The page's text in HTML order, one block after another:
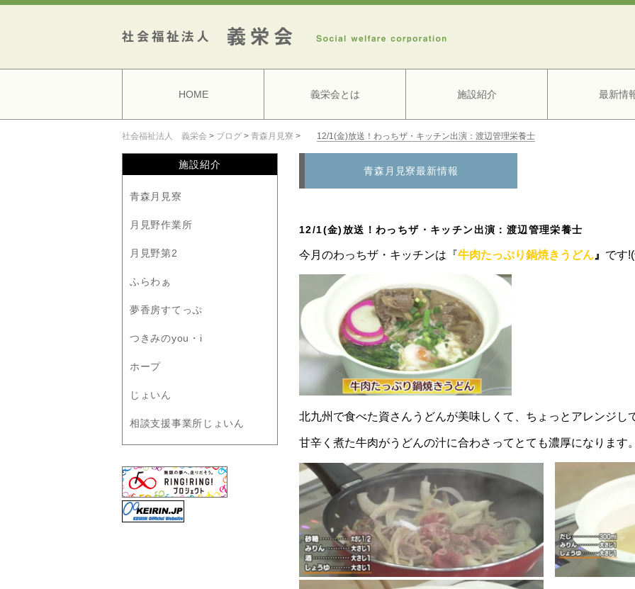
HOME 義栄会とは 施設紹介 最新情
社会福祉法人 義栄会 > ブログ > 青森月見寮 > 12/1(金)放送！わっちザ・キッチン出演：渡辺管理栄養士
施設紹介
青森月見寮
月見野作業所
月見野第2
ふらわぁ
夢香房すてっぷ
つきみのyou・i
ホープ
じょいん
相談支援事業所じょいん
青森月見寮最新情報
12/1(金)放送！わっちザ・キッチン出演：渡辺管理栄養士
今月のわっちザ・キッチンは『牛肉たっぷり鍋焼きうどん 』 です
北九州で食べた資さんうどんが美味しくて、ちょっとアレンジし
甘辛く煮た牛肉がうどんの汁に合わさってとても濃厚になります